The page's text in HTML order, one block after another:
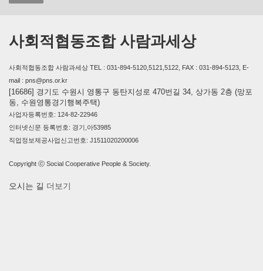
사회적협동조합 사람과세상
사회적협동조합 사람과세상 TEL : 031-894-5120,5121,5122, FAX : 031-894-5123, E-
mail : pns@pns.or.kr
[16686] 경기도 수원시 영통구 동탄지성로 470번길 34, 상가동 2층 (망포
동, 수원영통경기행복주택)
사업자등록번호: 124-82-22946
인터넷신문 등록번호: 경기,아53985
직업정보제공사업신고번호: J1511020200006
Copyright ⓒ Social Cooperative People & Society.
오시는 길 더보기